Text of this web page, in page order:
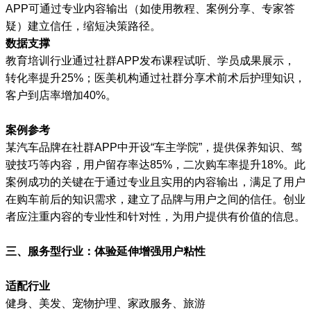
APP可通过专业内容输出（如使用教程、案例分享、专家答
疑）建立信任，缩短决策路径。
数据支撑
教育培训行业通过社群APP发布课程试听、学员成果展示，
转化率提升25%；医美机构通过社群分享术前术后护理知识，
客户到店率增加40%。
案例参考
某汽车品牌在社群APP中开设“车主学院”，提供保养知识、驾
驶技巧等内容，用户留存率达85%，二次购车率提升18%。此
案例成功的关键在于通过专业且实用的内容输出，满足了用户
在购车前后的知识需求，建立了品牌与用户之间的信任。创业
者应注重内容的专业性和针对性，为用户提供有价值的信息。
三、服务型行业：体验延伸增强用户粘性
适配行业
健身、美发、宠物护理、家政服务、旅游